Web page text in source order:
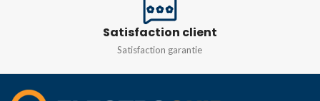
Satisfaction client
Satisfaction garantie